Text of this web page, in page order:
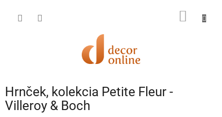
obsah
Hrnček, kolekcia Petite Fleur -
Villeroy & Boch